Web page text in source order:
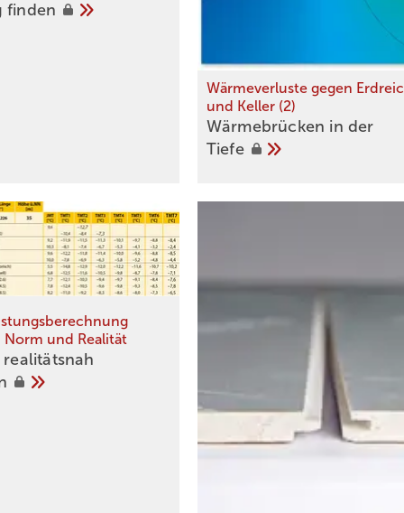
finden
Wärmeverluste gegen
und Keller (2)
Wärmebrücken in der
Tiefe
Norm und Realität